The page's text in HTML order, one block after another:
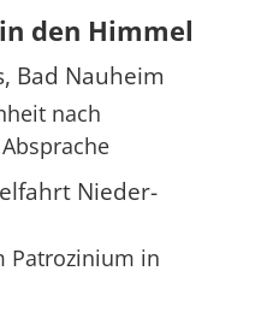
den Himmel
Bad Nauheim
nach
Nieder-
Patrozinium in